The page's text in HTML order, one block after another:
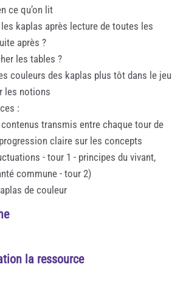
ce qu’on lit
kaplas après lecture de toutes les
après ?
les tables ?
couleurs des kaplas plus tôt dans le jeu
les notions
:
transmis entre chaque tour de
claire sur les concepts
- tour 1 - principes du vivant,
commune - tour 2)
de couleur
la ressource